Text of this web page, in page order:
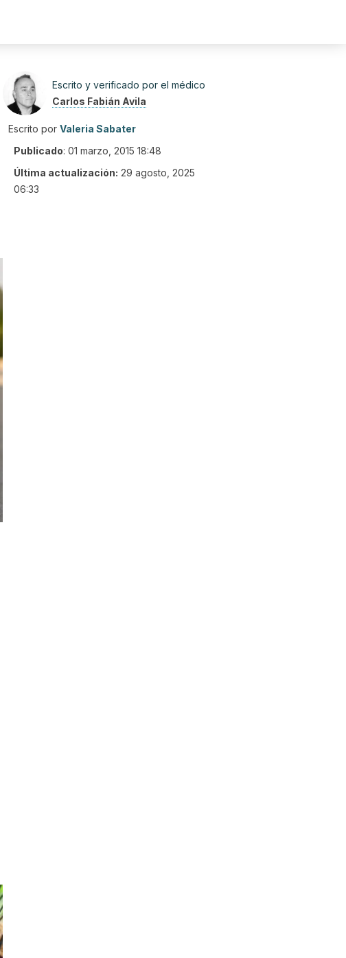
Escrito y verificado por el médico
Carlos Fabián Avila
Escrito por Valeria Sabater
Publicado: 01 marzo, 2015 18:48
Última actualización: 29 agosto, 2025
06:33